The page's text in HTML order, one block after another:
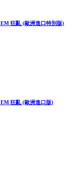
狂亂 (歐洲進口特別版)
狂亂 (歐洲進口版)